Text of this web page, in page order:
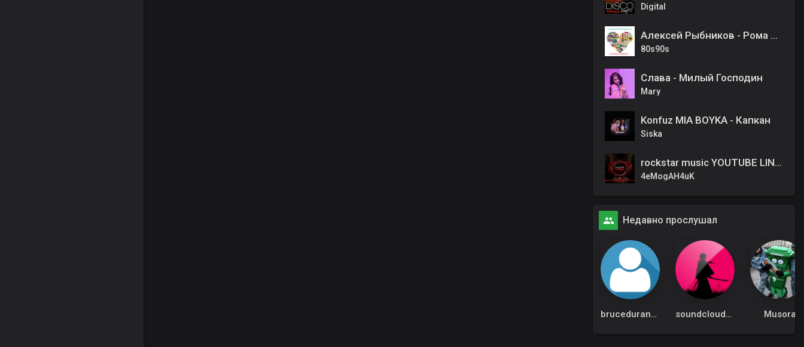
Digital
Алексей Рыбников - Рома и Катя
80s90s
Слава - Милый Господин
Mary
Konfuz MIA BOYKA - Капкан
Siska
rockstar music YOUTUBE LINK IN BIO
4eMogAH4uK
Недавно прослушал
bruceduran7300 soundcloudadmin Musora